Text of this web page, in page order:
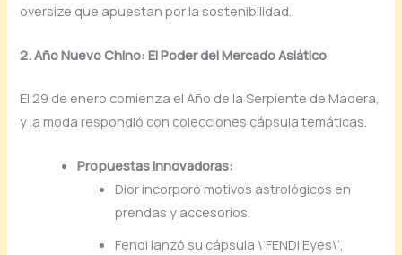
oversize que apuestan por la sostenibilidad.
2. Año Nuevo Chino: El Poder del Mercado Asiático
El 29 de enero comienza el Año de la Serpiente de Madera,
y la moda respondió con colecciones cápsula temáticas.
Propuestas innovadoras:
Dior incorporó motivos astrológicos en
prendas y accesorios.
Fendi lanzó su cápsula \’FENDI Eyes\’,